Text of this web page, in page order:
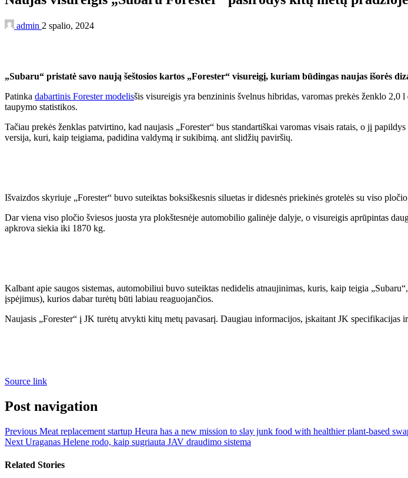
admin 2 spalio, 2024
„Subaru“ pristatė savo naują šeštosios kartos „Forester“ visureigį, kuriam būdingas naujas išorės
Patinka dabartinis Forester modelisšis visureigis yra benzininis švelnus hibridas, varomas prekės ženklo
taupymo statistikos.
Tačiau prekės ženklas patvirtino, kad naujasis „Forester“ bus standartiškai varomas visais ratais, o jį
versija, kuri, kaip teigiama, padidina valdymą ir sukibimą. ant slidžių paviršių.
Išvaizdos skyriuje „Forester“ buvo suteiktas boksiškesnis siluetas ir didesnės priekinės grotelės su viso
Dar viena viso pločio šviesos juosta yra plokštesnėje automobilio galinėje dalyje, o visureigis aprūpintas
apkrova siekia iki 1870 kg.
Kalbant apie saugos sistemas, automobiliui buvo suteiktas nedidelis atnaujinimas, kuris, kaip teigia
įspėjimus), kurios dabar turėtų būti labiau reaguojančios.
Naujasis „Forester“ į JK turėtų atvykti kitų metų pavasarį. Daugiau informacijos, įskaitant JK
Source link
Post navigation
Previous Meat replacement startup Heura has a new mission to slay junk food with healthier plant-based
Next Uraganas Helene rodo, kaip sugriauta JAV draudimo sistema
Related Stories